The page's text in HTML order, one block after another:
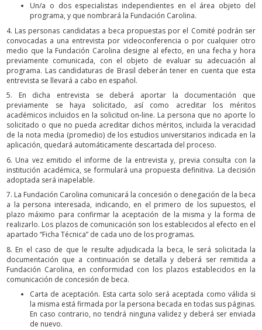
Un/a o dos especialistas independientes en el área objeto del
programa, y que nombrará la Fundación Carolina.
4. Las personas candidatas a beca propuestas por el Comité podrán ser
convocadas a una entrevista por videoconferencia o por cualquier otro
medio que la Fundación Carolina designe al efecto, en una fecha y hora
previamente comunicada, con el objeto de evaluar su adecuación al
programa. Las candidaturas de Brasil deberán tener en cuenta que esta
entrevista se llevará a cabo en español.
5. En dicha entrevista se deberá aportar la documentación que
previamente se haya solicitado, así como acreditar los méritos
académicos incluidos en la solicitud on-line. La persona que no aporte lo
solicitado o que no pueda acreditar dichos méritos, incluida la veracidad
de la nota media (promedio) de los estudios universitarios indicada en la
aplicación, quedará automáticamente descartada del proceso.
6. Una vez emitido el informe de la entrevista y, previa consulta con la
institución académica, se formulará una propuesta definitiva. La decisión
adoptada será inapelable.
7. La Fundación Carolina comunicará la concesión o denegación de la beca
a la persona interesada, indicando, en el primero de los supuestos, el
plazo máximo para confirmar la aceptación de la misma y la forma de
realizarlo. Los plazos de comunicación son los establecidos al efecto en el
apartado “Ficha Técnica” de cada uno de los programas.
8. En el caso de que le resulte adjudicada la beca, le será solicitada la
documentación que a continuación se detalla y deberá ser remitida a
Fundación Carolina, en conformidad con los plazos establecidos en la
comunicación de concesión de beca.
Carta de aceptación. Esta carta solo será aceptada como válida si
la misma está firmada por la persona becada en todas sus páginas.
En caso contrario, no tendrá ninguna validez y deberá ser enviada
de nuevo.